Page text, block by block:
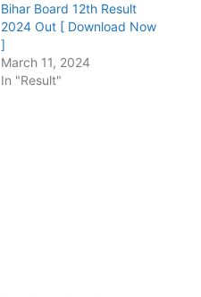
Bihar Board 12th Result
2024 Out [ Download Now
]
March 11, 2024
In "Result"